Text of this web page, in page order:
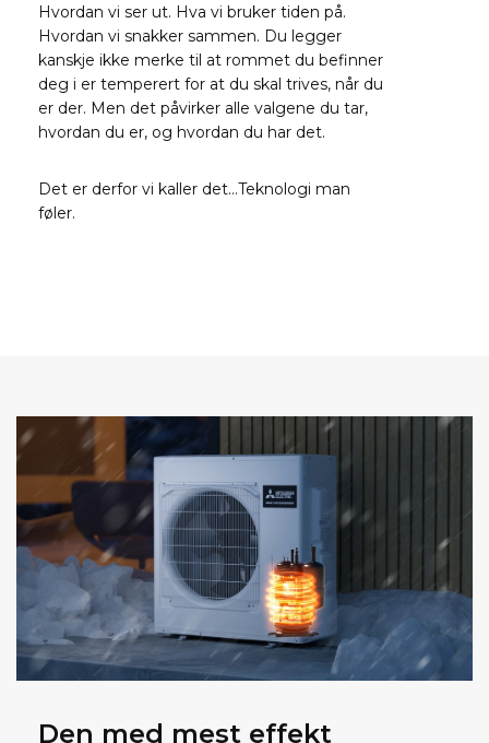
Hvordan vi ser ut. Hva vi bruker tiden på.
Hvordan vi snakker sammen. Du legger
kanskje ikke merke til at rommet du befinner
deg i er temperert for at du skal trives, når du
er der. Men det påvirker alle valgene du tar,
hvordan du er, og hvordan du har det.
Det er derfor vi kaller det…Teknologi man
føler.
Den med mest effekt